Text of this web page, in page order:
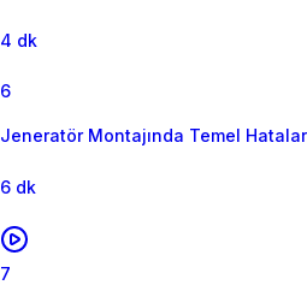
4 dk
6
Jeneratör Montajında Temel
6 dk
7